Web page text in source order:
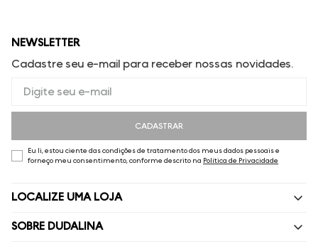
NEWSLETTER
Cadastre seu e-mail para receber nossas novidades.
CADASTRAR
Eu li, estou ciente das condições de tratamento dos meus dados pessoais e
forneço meu consentimento, conforme descrito na Política de Privacidade
LOCALIZE UMA LOJA
SOBRE DUDALINA